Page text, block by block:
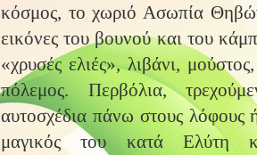
κόσμος, το χωριό Ασωπία
εικόνες του βουνού και του
«χρυσές ελιές», λιβάνι,
πόλεμος. Περβόλια,
αυτοσχέδια πάνω στους
μαγικός του κατά Ελύτη